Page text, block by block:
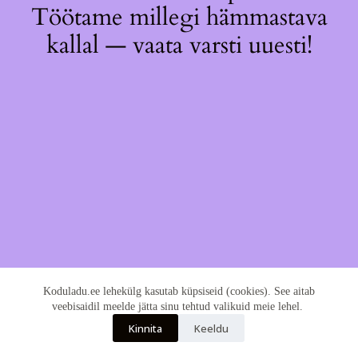
Koduladu.ee lehekülg kasutab küpsiseid (cookies). See aitab
veebisaidil meelde jätta sinu tehtud valikuid meie lehel.
Kinnita Keeldu
Töötame millegi hämmastava
kallal — vaata varsti uuesti!